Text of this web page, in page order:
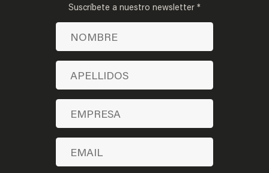
Suscríbete a nuestro newsletter *